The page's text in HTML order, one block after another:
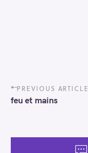
P
o
s
a
PREVIOUS ARTICLE
feu et mains